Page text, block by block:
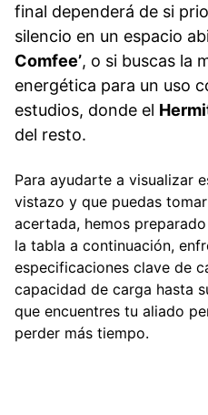
final dependerá de si
silencio en un espacio
Comfee’, o si buscas la
energética para un uso
estudios, donde el
del resto.
Para ayudarte a visualizar
vistazo y que puedas
acertada, hemos
la tabla a continuación,
especificaciones clave de
capacidad de carga hasta
que encuentres tu aliado
perder más tiempo.